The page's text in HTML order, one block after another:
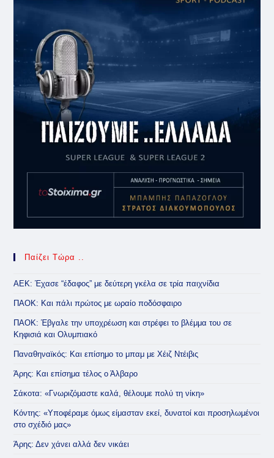
Παίζει Τώρα ..
ΑΕΚ: Έχασε “έδαφος” με δεύτερη γκέλα σε τρία παιχνίδια
ΠΑΟΚ: Και πάλι πρώτος με ωραίο ποδόσφαιρο
ΠΑΟΚ: Έβγαλε την υποχρέωση και στρέφει το βλέμμα του σε
Κηφισιά και Ολυμπιακό
Παναθηναϊκός: Και επίσημο το μπαμ με Χέιζ Ντέιβις
Άρης: Και επίσημα τέλος ο Άλβαρο
Σάκοτα: «Γνωριζόμαστε καλά, θέλουμε πολύ τη νίκη»
Κόντης: «Υποφέραμε όμως είμασταν εκεί, δυνατοί και προσηλωμένοι
στο σχέδιό μας»
Άρης: Δεν χάνει αλλά δεν νικάει